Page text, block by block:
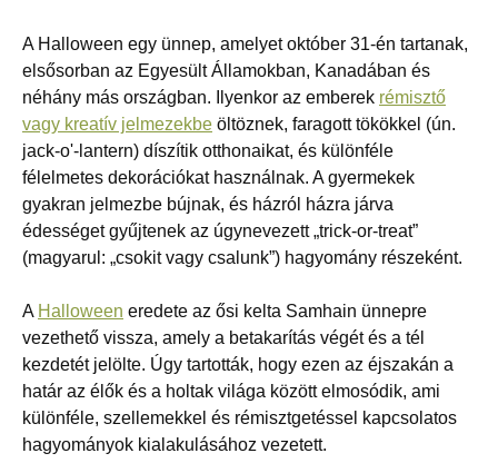
A Halloween egy ünnep, amelyet október 31-én tartanak,
elsősorban az Egyesült Államokban, Kanadában és
néhány más országban. Ilyenkor az emberek rémisztő
vagy kreatív jelmezekbe öltöznek, faragott tökökkel (ún.
jack-o'-lantern) díszítik otthonaikat, és különféle
félelmetes dekorációkat használnak. A gyermekek
gyakran jelmezbe bújnak, és házról házra járva
édességet gyűjtenek az úgynevezett „trick-or-treat”
(magyarul: „csokit vagy csalunk”) hagyomány részeként.
A Halloween eredete az ősi kelta Samhain ünnepre
vezethető vissza, amely a betakarítás végét és a tél
kezdetét jelölte. Úgy tartották, hogy ezen az éjszakán a
határ az élők és a holtak világa között elmosódik, ami
különféle, szellemekkel és rémisztgetéssel kapcsolatos
hagyományok kialakulásához vezetett.